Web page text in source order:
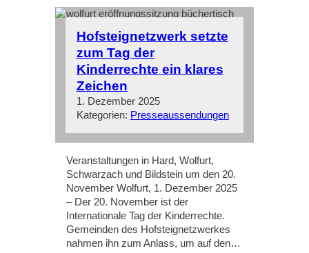
Hofsteignetzwerk setzte
zum Tag der
Kinderrechte ein klares
Zeichen
1. Dezember 2025
Kategorien: Presseaussendungen
Veranstaltungen in Hard, Wolfurt,
Schwarzach und Bildstein um den 20.
November Wolfurt, 1. Dezember 2025
– Der 20. November ist der
Internationale Tag der Kinderrechte.
Gemeinden des Hofsteignetzwerkes
nahmen ihn zum Anlass, um auf den…